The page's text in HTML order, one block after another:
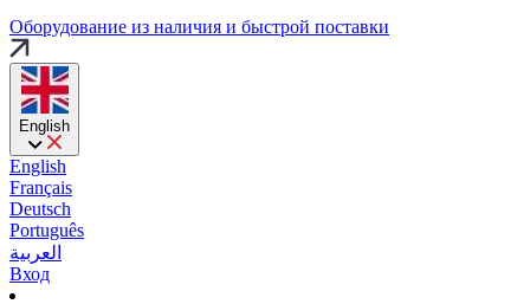
Оборудование из наличия и быстрой поставки
English
English
Français
Deutsch
Português
العربية
Вход